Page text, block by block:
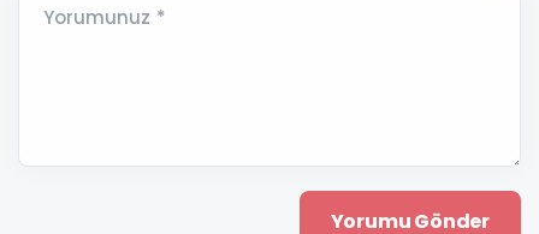
Yorumunuz *